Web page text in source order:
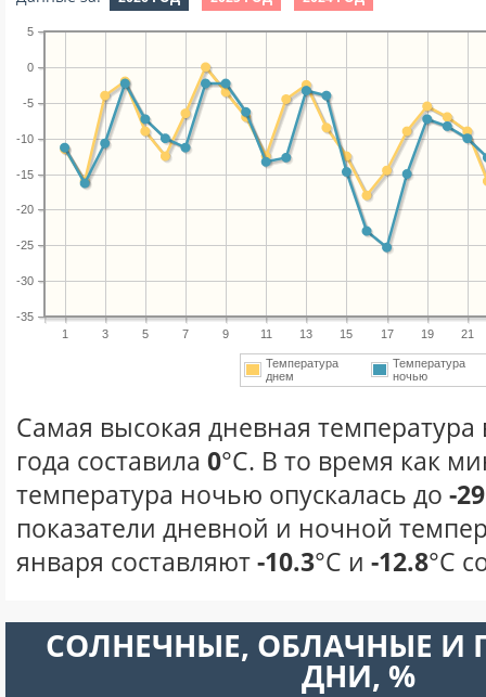
1 3 5 7 9 11 13 15 17 19 21
-35
-30
-25
-20
-15
-10
-5
0
5
Температура
днем
Температура
ночью
Самая высокая дневная температура
года составила 0°С. В то время как
температура ночью опускалась до -29
показатели дневной и ночной
января составляют-10.3°С и -12.8°С
CОЛНЕЧНЫЕ, ОБЛАЧНЫЕ И
ДНИ, %